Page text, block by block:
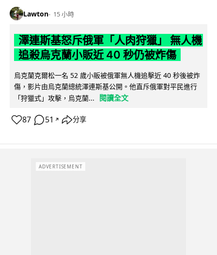
Lawton 15 小時
澤連斯基怒斥俄軍「人肉狩獵」 無人機
追殺烏克蘭小販近 40 秒仍被炸傷
烏克蘭克爾松一名 52 歲小販被俄軍無人機追擊近 40 秒後被炸
傷，影片由烏克蘭總統澤連斯基公開。他直斥俄軍對平民進行
「狩獵式」攻擊，烏克蘭...
閱讀全文
87 51 ↗ 分享
ADVERTISEMENT